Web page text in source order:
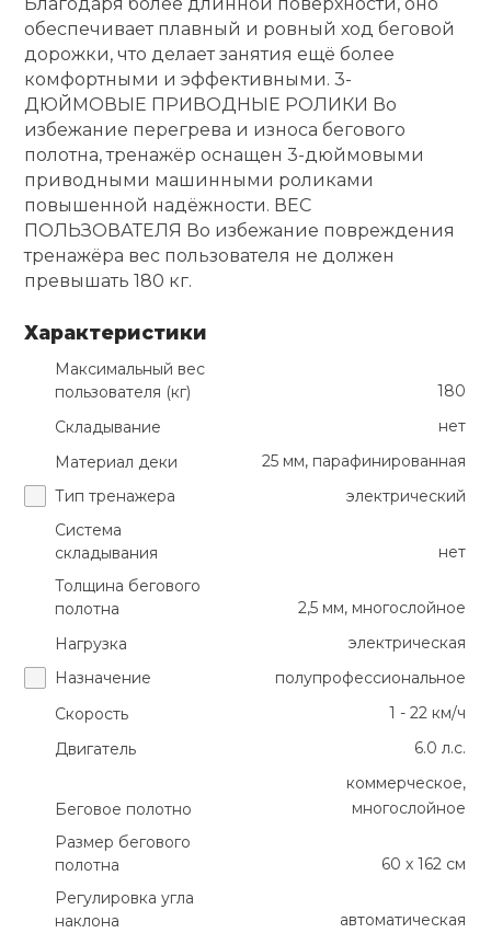
Благодаря более длинной поверхности, оно
обеспечивает плавный и ровный ход беговой
дорожки, что делает занятия ещё более
комфортными и эффективными. 3-
ДЮЙМОВЫЕ ПРИВОДНЫЕ РОЛИКИ Во
избежание перегрева и износа бегового
полотна, тренажёр оснащен 3-дюймовыми
приводными машинными роликами
повышенной надёжности. ВЕС
ПОЛЬЗОВАТЕЛЯ Во избежание повреждения
тренажёра вес пользователя не должен
превышать 180 кг.
Характеристики
Максимальный вес
пользователя (кг)
180
Складывание
нет
Материал деки
25 мм, парафинированная
Тип тренажера
электрический
Система
складывания
нет
Толщина бегового
полотна
2,5 мм, многослойное
Нагрузка
электрическая
Назначение
полупрофессиональное
Скорость
1 - 22 км/ч
Двигатель
6.0 л.с.
Беговое полотно
коммерческое,
многослойное
Размер бегового
полотна
60 х 162 см
Регулировка угла
наклона
автоматическая